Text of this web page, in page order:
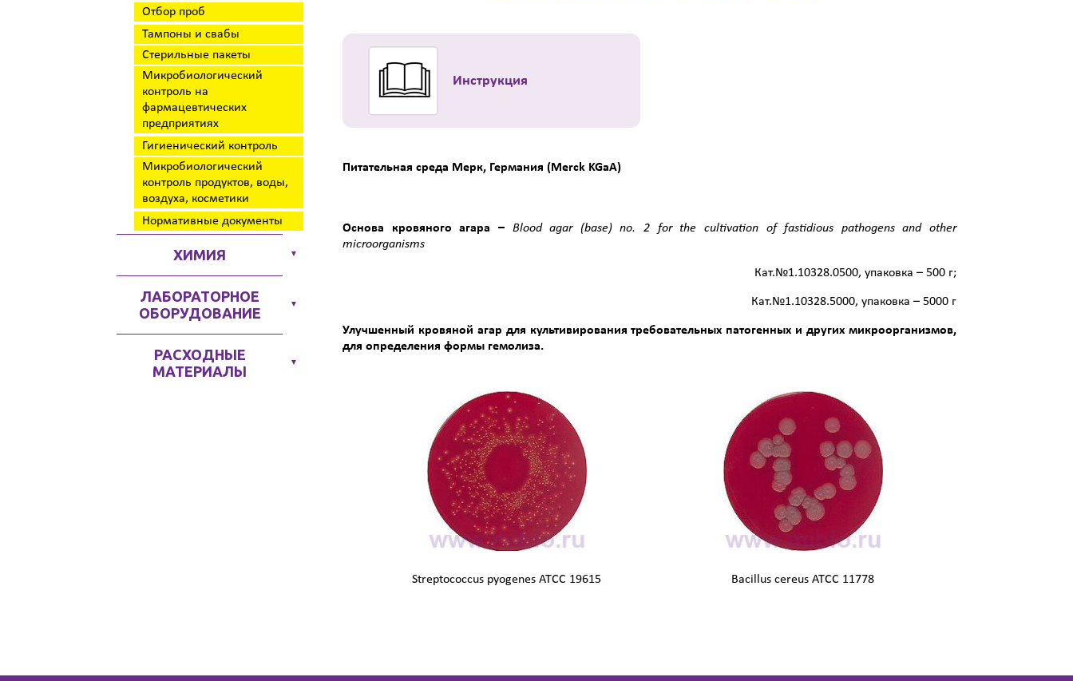
Отбор проб
Тампоны и свабы
Стерильные пакеты
Микробиологический
контроль на
фармацевтических
предприятиях
Гигиенический контроль
Микробиологический
контроль продуктов, воды,
воздуха, косметики
Нормативные документы
ХИМИЯ ▼
ЛАБОРАТОРНОЕ
ОБОРУДОВАНИЕ
▼
РАСХОДНЫЕ
МАТЕРИАЛЫ
▼
Инструкция
Питательная среда Мерк, Германия (Merck KGaA)
Основа кровяного агара – Blood agar (base) no. 2 for the cultivation of fastidious pathogens and other
microorganisms
Кат.№1.10328.0500, упаковка – 500 г;
Кат.№1.10328.5000, упаковка – 5000 г
Улучшенный кровяной агар для культивирования требовательных патогенных и других микроорганизмов,
для определения формы гемолиза.
Streptococcus pyogenes ATCC 19615 Bacillus cereus ATCC 11778